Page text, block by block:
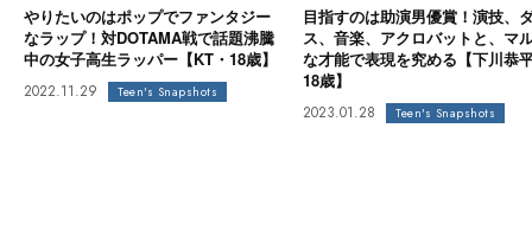
やりたいのはポップでファンタジー
なラップ！対DOTAMA戦で話題沸騰
中の女子高生ラッパー【KT・18歳】
2022.11.29 Teen's Snapshots
目指すのは助演男優賞！演技、
ス、音楽、アクロバットと、マ
な才能で表現を究める【下川恭
18歳】
2023.01.28 Teen's Snapshots